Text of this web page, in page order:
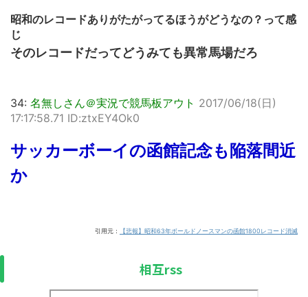
昭和のレコードありがたがってるほうがどうなの？って感
じ
そのレコードだってどうみても異常馬場だろ
34: 名無しさん＠実況で競馬板アウト 2017/06/18(日)
17:17:58.71 ID:ztxEY4Ok0
サッカーボーイの函館記念も陥落間近
か
引用元： 【悲報】昭和63年ボールドノースマンの函館1800レコード消滅
相互rss